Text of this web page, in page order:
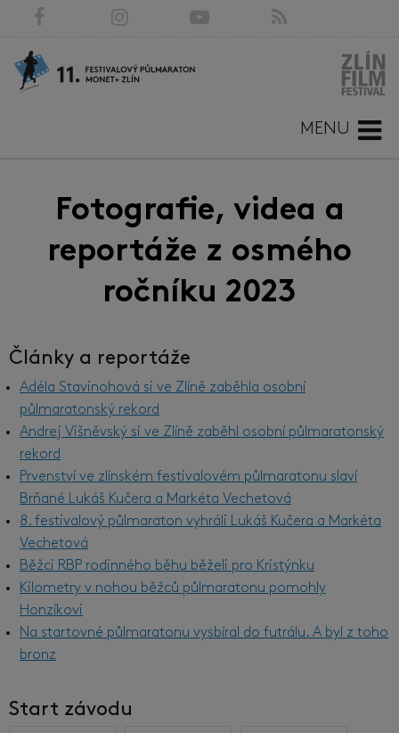
MENU
Fotografie, videa a
reportáže z osmého
ročníku 2023
Články a reportáže
Adéla Stavinohová si ve Zlíně zaběhla osobní
půlmaratonský rekord
Andrej Višněvský si ve Zlíně zaběhl osobní půlmaratonský
rekord
Prvenství ve zlínském festivalovém půlmaratonu slaví
Brňané Lukáš Kučera a Markéta Vechetová
8. festivalový půlmaraton vyhráli Lukáš Kučera a Markéta
Vechetová
Běžci RBP rodinného běhu běželi pro Kristýnku
Kilometry v nohou běžců půlmaratonu pomohly
Honzíkovi
Na startovné půlmaratonu vysbíral do futrálu. A byl z toho
bronz
Start závodu